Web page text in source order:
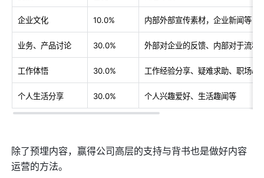
企业文化 10.0% 内部外部宣传素材，企业新闻等
业务、产品讨论 30.0% 外部对企业的反馈、内部对于流程
工作体悟 30.0% 工作经验分享、疑难求助、职场心
个人生活分享 30.0% 个人兴趣爱好、生活趣闻等
除了预埋内容，赢得公司高层的支持与背书也是做好内容
运营的方法。